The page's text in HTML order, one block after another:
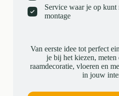
Service waar je op
montage
Van eerste idee tot perfect
je bij het kiezen, meten
raamdecoratie, vloeren en
in jouw